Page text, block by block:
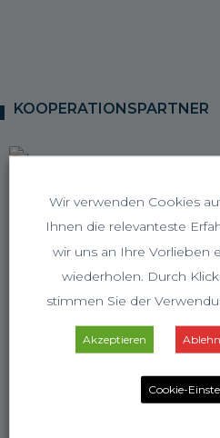
KOOPERATIONSPARTNER
Wir verwenden Cookies
Ihnen die relevanteste
wir uns an Ihre Vorlieben
wiederholen. Durch
stimmen Sie der
Akzeptieren
Cookie-